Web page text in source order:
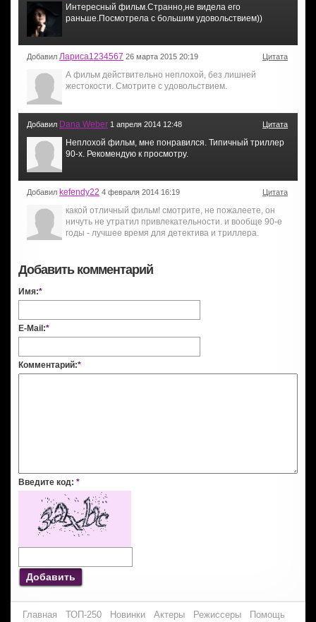
Интересный фильм.Странно,не видела его
раньше.Посмотрела с большим удовольствием))
Добавил Лариса1234567 26 марта 2015 20:19 Цитата
А фильм действительно неплохой, без лишней
жестокости. Смотрите с удовольствием.
Добавил Dana Weber 1 апреля 2014 12:48 Цитата
Неплохой фильм, мне понравился. Типичный триллер
90-х. Рекомендую к просмотру.
Добавил kefendy22 4 февраля 2014 16:19 Цитата
какой отличный фильм! смотрите, не пожалеете, он
ничуть не утратил привлекательности. и вообще 90-е
годы - лучшее время для детектива и триллера.
Добавить комментарий
Имя:*
E-Mail:*
Комментарий:*
Введите код: *
Добавить
Главная ТОП-250 Новинки Актеры Режиссеры
Помощь